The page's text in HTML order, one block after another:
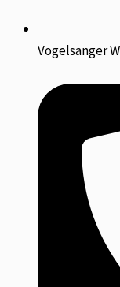
Vogelsanger